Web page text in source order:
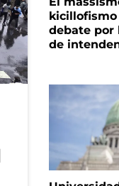
debate por
de